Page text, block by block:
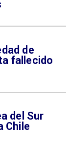
de
fallecido
del Sur
Chile